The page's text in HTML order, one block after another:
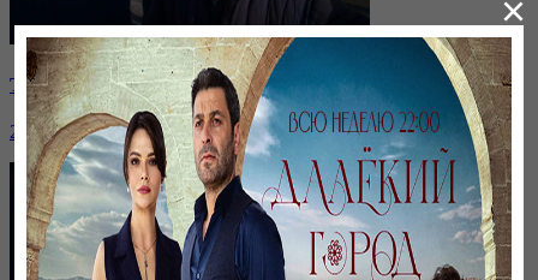
Таразда ТЭЦ қызметкерлері жалақы көтеруді талап етті
26 января, 19:36
×